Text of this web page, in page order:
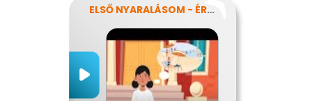
ELSŐ NYARALÁSOM - ÉRZELMEK KAVALKÁDJA